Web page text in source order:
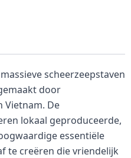
scheerzeepstaven
door
Vietnam. De
lokaal geproduceerde,
essentiële
te creëren die vriendelijk